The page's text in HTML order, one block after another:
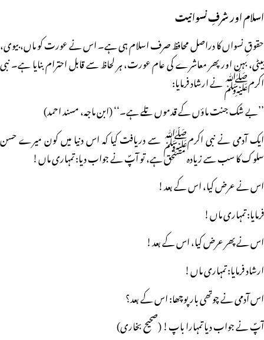
اسلام اور شرفِ نسوانیت
حقوقِ نسواں کا دراصل محافظ صرف اسلام ہی ہے۔ اس نے عورت کو ماں، بیوی،
بیٹی، بہن اور پھر معاشرے کی عام عورت، ہر لحاظ سے قابل احترام بنایا ہے۔ نبی
اکرمﷺ نے ارشاد فرمایا:
’’بے شک جنت ماؤں کے قدموں تلے ہے۔‘‘ (ابن ماجہ، مسند احمد)
ایک آدمی نے نبی اکرمﷺ سے دریافت کیا کہ اس دنیا میں کون میرے حسن
سلوک کا سب سے زیادہ مستحق ہے، تو آپؐ نے جواب دیا: تمہاری ماں!
اس نے عرض کیا، اس کے بعد!
فرمایا: تمہاری ماں!
اس نے پھر عرض کیا، اس کے بعد!
ارشاد فرمایا: تمہاری ماں!
اس آدمی نے چوتھی بار پوچھا: اس کے بعد؟
آپؐ نے جواب دیا تمہارا باپ! (صحیح بخاری)